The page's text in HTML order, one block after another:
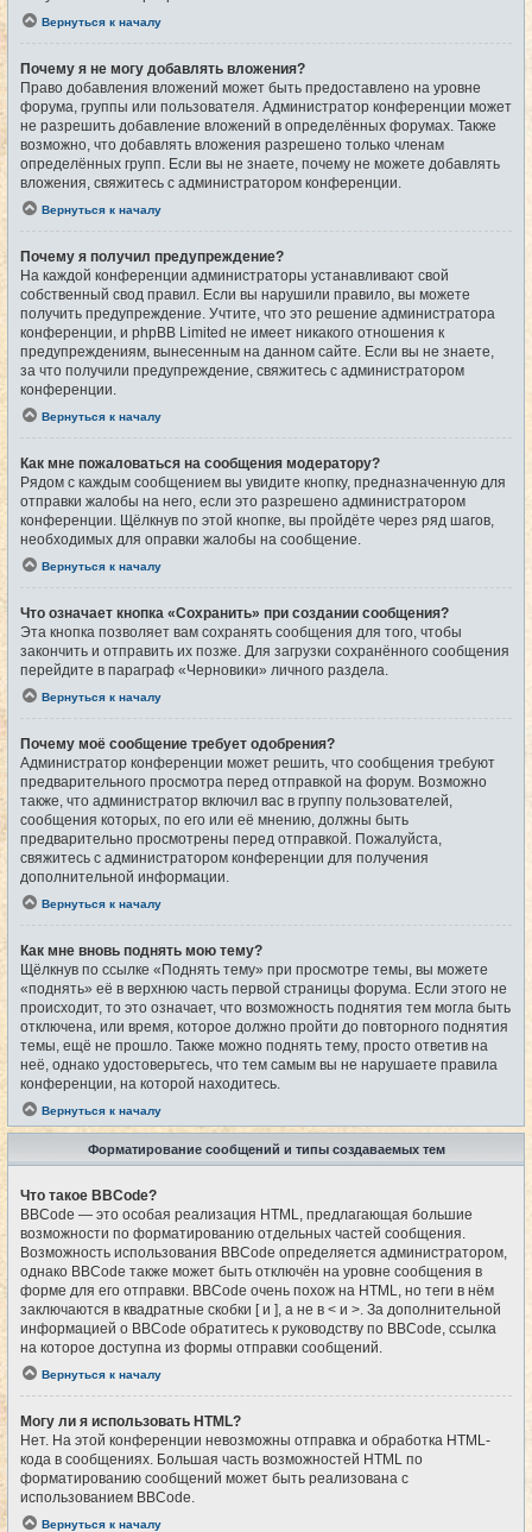
Вернуться к началу
Почему я не могу добавлять вложения?
Право добавления вложений может быть предоставлено на уровне
форума, группы или пользователя. Администратор конференции может
не разрешить добавление вложений в определённых форумах. Также
возможно, что добавлять вложения разрешено только членам
определённых групп. Если вы не знаете, почему не можете добавлять
вложения, свяжитесь с администратором конференции.
Вернуться к началу
Почему я получил предупреждение?
На каждой конференции администраторы устанавливают свой
собственный свод правил. Если вы нарушили правило, вы можете
получить предупреждение. Учтите, что это решение администратора
конференции, и phpBB Limited не имеет никакого отношения к
предупреждениям, вынесенным на данном сайте. Если вы не знаете,
за что получили предупреждение, свяжитесь с администратором
конференции.
Вернуться к началу
Как мне пожаловаться на сообщения модератору?
Рядом с каждым сообщением вы увидите кнопку, предназначенную для
отправки жалобы на него, если это разрешено администратором
конференции. Щёлкнув по этой кнопке, вы пройдёте через ряд шагов,
необходимых для оправки жалобы на сообщение.
Вернуться к началу
Что означает кнопка «Сохранить» при создании сообщения?
Эта кнопка позволяет вам сохранять сообщения для того, чтобы
закончить и отправить их позже. Для загрузки сохранённого сообщения
перейдите в параграф «Черновики» личного раздела.
Вернуться к началу
Почему моё сообщение требует одобрения?
Администратор конференции может решить, что сообщения требуют
предварительного просмотра перед отправкой на форум. Возможно
также, что администратор включил вас в группу пользователей,
сообщения которых, по его или её мнению, должны быть
предварительно просмотрены перед отправкой. Пожалуйста,
свяжитесь с администратором конференции для получения
дополнительной информации.
Вернуться к началу
Как мне вновь поднять мою тему?
Щёлкнув по ссылке «Поднять тему» при просмотре темы, вы можете
«поднять» её в верхнюю часть первой страницы форума. Если этого не
происходит, то это означает, что возможность поднятия тем могла быть
отключена, или время, которое должно пройти до повторного поднятия
темы, ещё не прошло. Также можно поднять тему, просто ответив на
неё, однако удостоверьтесь, что тем самым вы не нарушаете правила
конференции, на которой находитесь.
Вернуться к началу
Форматирование сообщений и типы создаваемых тем
Что такое BBCode?
BBCode — это особая реализация HTML, предлагающая большие
возможности по форматированию отдельных частей сообщения.
Возможность использования BBCode определяется администратором,
однако BBCode также может быть отключён на уровне сообщения в
форме для его отправки. BBCode очень похож на HTML, но теги в нём
заключаются в квадратные скобки [ и ], а не в < и >. За дополнительной
информацией о BBCode обратитесь к руководству по BBCode, ссылка
на которое доступна из формы отправки сообщений.
Вернуться к началу
Могу ли я использовать HTML?
Нет. На этой конференции невозможны отправка и обработка HTML-
кода в сообщениях. Большая часть возможностей HTML по
форматированию сообщений может быть реализована с
использованием BBCode.
Вернуться к началу